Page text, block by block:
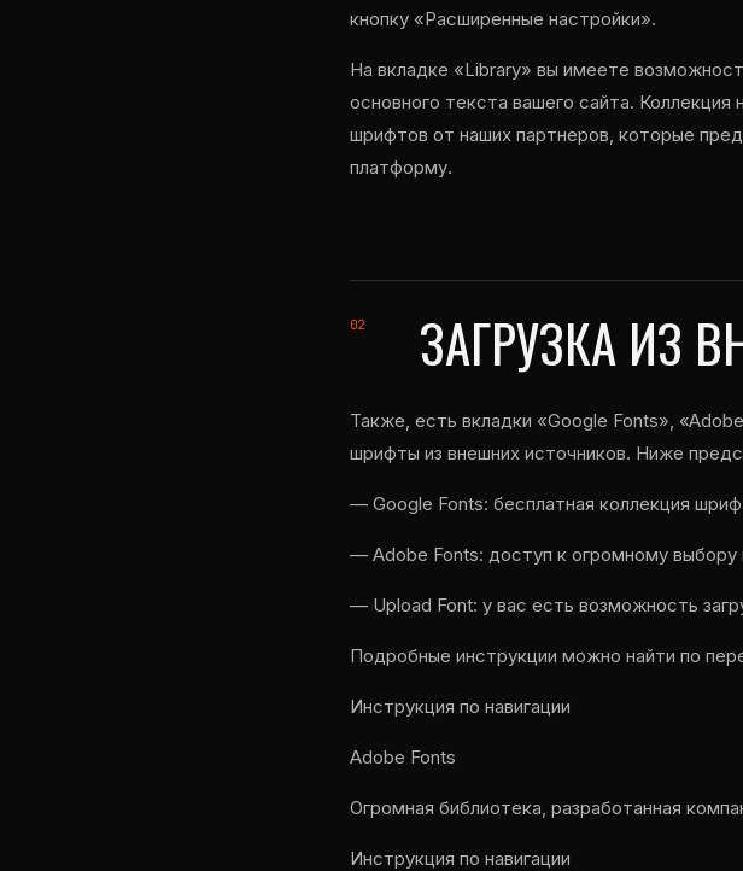
кнопку «Расширенные настройки».
На вкладке «Library» вы имеете
основного текста вашего сайта.
шрифтов от наших партнеров, которые
платформу.
ЗАГРУЗКА ИЗ
Также, есть вкладки «Google Fonts»,
шрифты из внешних источников. Ниже
— Google Fonts: бесплатная коллекция
— Adobe Fonts: доступ к огромному
— Upload Font: у вас есть возможность
Подробные инструкции можно найти по
Инструкция по навигации
Adobe Fonts
Огромная библиотека, разработанная
Инструкция по навигации